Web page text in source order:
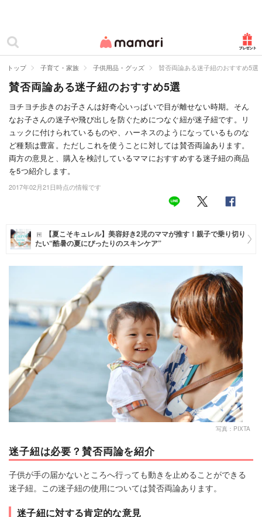
ママリ
カテゴリー一覧
妊娠
出産
赤ちゃん・育児
子育て・家族
病院
お仕事
トレンド・イベント
トップ 子育て・家族 子供用品・グッズ 賛否両論ある迷子紐のおすすめ5選
賛否両論ある迷子紐のおすすめ5選
ヨチヨチ歩きのお子さんは好奇心いっぱいで目が離せない時期。そん
なお子さんの迷子や飛び出しを防ぐためにつなぐ紐が迷子紐です。リ
ュックに付けられているものや、ハーネスのようになっているものな
ど種類は豊富。ただしこれを使うことに対しては賛否両論あります。
両方の意見と、購入を検討しているママにおすすめする迷子紐の商品
を5つ紹介します。
2017年02月21日時点の情報です
【夏こそキュレル】美容好き2児のママが推す！親子で乗り切り
たい“酷暑の夏にぴったりのスキンケア”
写真：PIXTA
迷子紐は必要？賛否両論を紹介
子供が手の届かないところへ行っても動きを止めることができる
迷子紐。この迷子紐の使用については賛否両論あります。
迷子紐に対する肯定的な意見